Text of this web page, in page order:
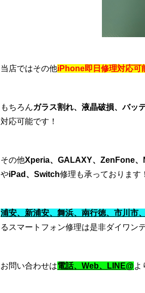
当店ではその他iPhone即日修理対応可
もちろんガラス割れ、液晶破損、バッ
対応可能です！
その他Xperia、GALAXY、ZenFone
やiPad、Switch修理も承っております！
浦安、新浦安、舞浜、南行徳、市川市
るスマートフォン修理は是非ダイワン
お問い合わせは電話、Web、LINE@よ